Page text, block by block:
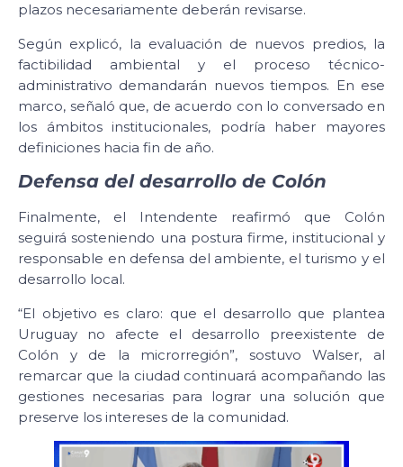
plazos necesariamente deberán revisarse.
Según explicó, la evaluación de nuevos predios, la
factibilidad ambiental y el proceso técnico-
administrativo demandarán nuevos tiempos. En ese
marco, señaló que, de acuerdo con lo conversado en
los ámbitos institucionales, podría haber mayores
definiciones hacia fin de año.
Defensa del desarrollo de Colón
Finalmente, el Intendente reafirmó que Colón
seguirá sosteniendo una postura firme, institucional y
responsable en defensa del ambiente, el turismo y el
desarrollo local.
“El objetivo es claro: que el desarrollo que plantea
Uruguay no afecte el desarrollo preexistente de
Colón y de la microrregión”, sostuvo Walser, al
remarcar que la ciudad continuará acompañando las
gestiones necesarias para lograr una solución que
preserve los intereses de la comunidad.